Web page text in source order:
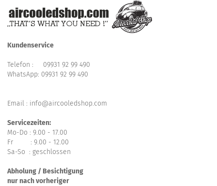
Kundenservice
Telefon : 09931 92 99 490
WhatsApp: 09931 92 99 490
Email : info@aircooledshop.com
Servicezeiten:
Mo-Do : 9.00 - 17.00
Fr : 9.00 - 12.00
Sa-So : geschlossen
Abholung / Besichtigung
nur nach vorheriger